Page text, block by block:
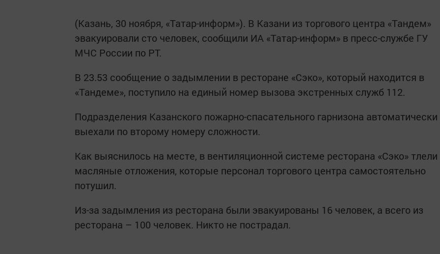
(Казань, 30 ноября, «Татар-информ»). В Казани из торгового центра «Тандем»
эвакуировали сто человек, сообщили ИА «Татар-информ» в пресс-службе ГУ
МЧС России по РТ.
В 23.53 сообщение о задымлении в ресторане «Сэко», который находится в
«Тандеме», поступило на единый номер вызова экстренных служб 112.
Подразделения Казанского пожарно-спасательного гарнизона автоматически
выехали по второму номеру сложности.
Как выяснилось на месте, в вентиляционной системе ресторана «Сэко» тлели
масляные отложения, которые персонал торгового центра самостоятельно
потушил.
Из-за задымления из ресторана были эвакуированы 16 человек, а всего из
ресторана – 100 человек. Никто не пострадал.